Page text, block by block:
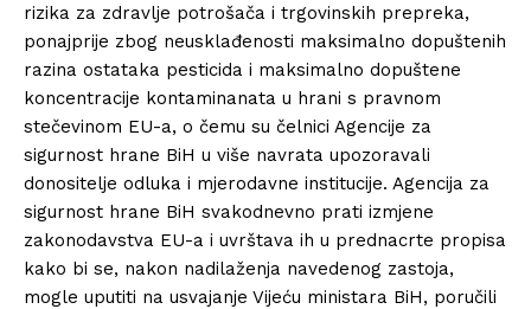
rizika za zdravlje potrošača i trgovinskih prepreka,
ponajprije zbog neusklađenosti maksimalno dopuštenih
razina ostataka pesticida i maksimalno dopuštene
koncentracije kontaminanata u hrani s pravnom
stečevinom EU-a, o čemu su čelnici Agencije za
sigurnost hrane BiH u više navrata upozoravali
donositelje odluka i mjerodavne institucije. Agencija za
sigurnost hrane BiH svakodnevno prati izmjene
zakonodavstva EU-a i uvrštava ih u prednacrte propisa
kako bi se, nakon nadilaženja navedenog zastoja,
mogle uputiti na usvajanje Vijeću ministara BiH, poručili